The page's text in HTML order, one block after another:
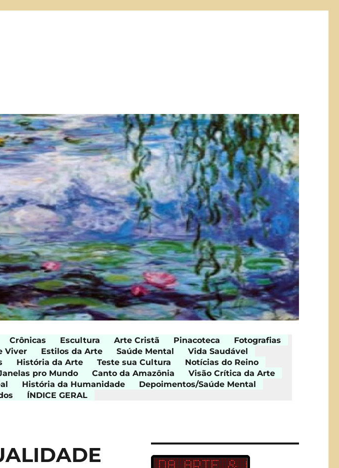
Crônicas Escultura Arte Cristã Pinacoteca
Fotografias
Viver Estilos da Arte Saúde Mental
Vida Saudável
História da Arte Teste sua Cultura
Notícias do Reino
pro Mundo Canto da Amazônia
Visão Crítica da Arte
História da Humanidade
Depoimentos/Saúde Mental
ÍNDICE GERAL